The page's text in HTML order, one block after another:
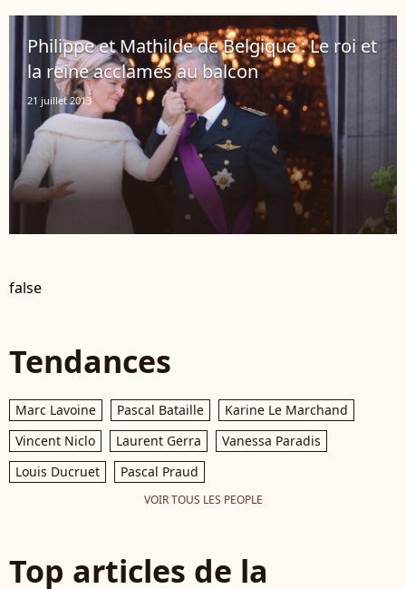
Philippe et Mathilde de Belgique : Le roi et
la reine acclamés au balcon
21 juillet 2013
false
Tendances
Marc Lavoine Pascal Bataille
Karine Le Marchand
Vincent Niclo
Laurent Gerra
Vanessa Paradis
Louis Ducruet
Pascal Praud
VOIR TOUS LES PEOPLE
Top articles de la